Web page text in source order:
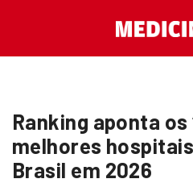
Ranking aponta os
melhores
Brasil em 2026